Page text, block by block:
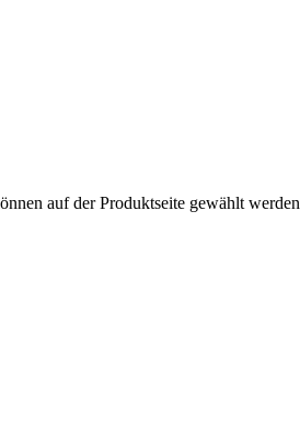
auf der Produktseite gewählt werden